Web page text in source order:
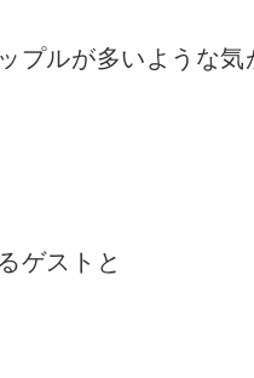
プルが多いような気
ゲストと